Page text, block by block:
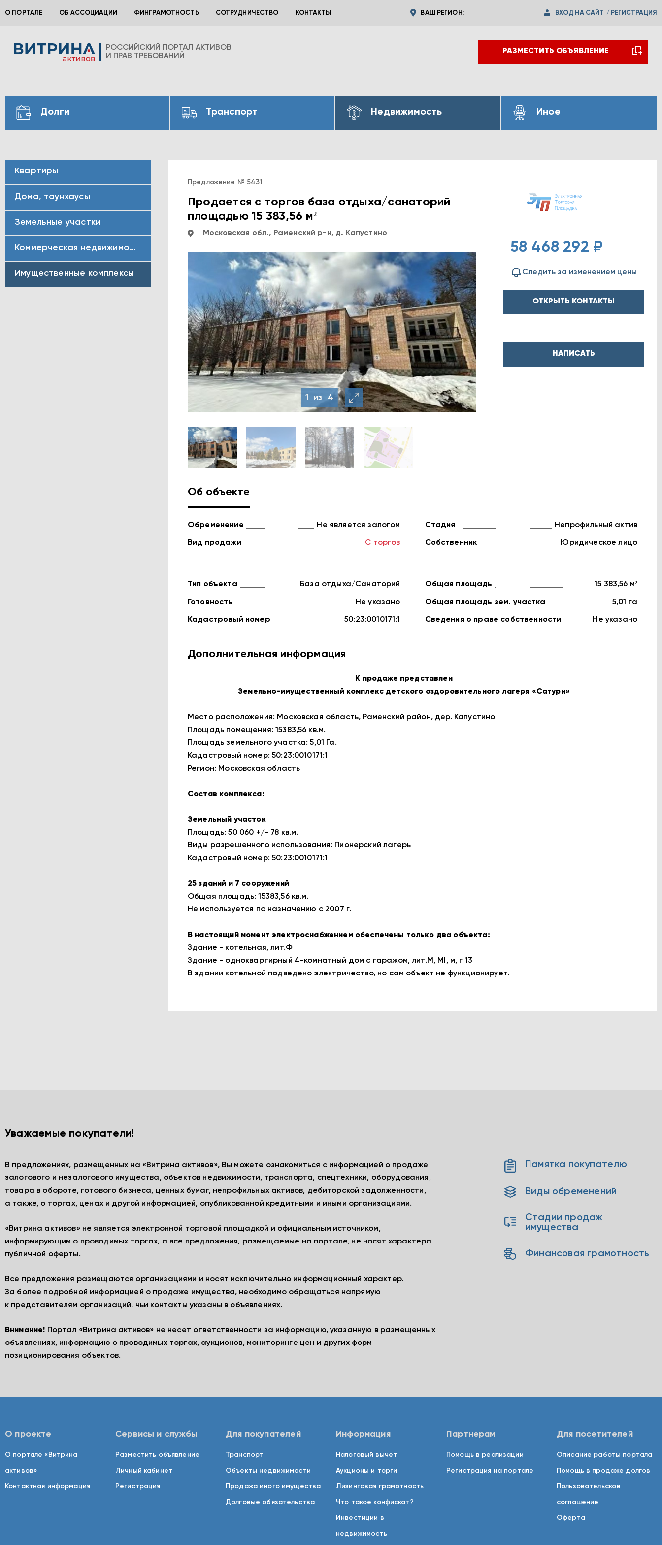
О ПОРТАЛЕ ОБ АССОЦИАЦИИ ФИНГРАМОТНОСТЬ СОТРУДНИЧЕСТВО КОНТАКТЫ ВАШ РЕГИОН: ВХОД НА САЙТ / РЕГИСТРАЦИЯ
РОССИЙСКИЙ ПОРТАЛ АКТИВОВ
И ПРАВ ТРЕБОВАНИЙ
РАЗМЕСТИТЬ ОБЪЯВЛЕНИЕ
Долги Транспорт Недвижимость Иное
Квартиры
Дома, таунхаусы
Земельные участки
Коммерческая недвижимость
Имущественные комплексы
Предложение № 5431
Продается с торгов база отдыха/санаторий
площадью 15 383,56 м²
Московская обл., Раменский р-н, д. Капустино
1 из 4
58 468 292 ₽
Следить за изменением цены
ОТКРЫТЬ КОНТАКТЫ
НАПИСАТЬ
Об объекте
Обременение Не является залогом
Вид продажи С торгов
Стадия Непрофильный актив
Собственник Юридическое лицо
Тип объекта База отдыха/Санаторий
Готовность Не указано
Кадастровый номер 50:23:0010171:1
Общая площадь 15 383,56 м²
Общая площадь зем. участка 5,01 га
Сведения о праве собственности Не указано
Дополнительная информация
К продаже представлен
Земельно-имущественный комплекс детского оздоровительного лагеря «Сатурн»
Место расположения: Московская область, Раменский район, дер. Капустино
Площадь помещения: 15383,56 кв.м.
Площадь земельного участка: 5,01 Га.
Кадастровый номер: 50:23:0010171:1
Регион: Московская область
Состав комплекса:
Земельный участок
Площадь: 50 060 +/- 78 кв.м.
Виды разрешенного использования: Пионерский лагерь
Кадастровый номер: 50:23:0010171:1
25 зданий и 7 сооружений
Общая площадь: 15383,56 кв.м.
Не используется по назначению с 2007 г.
В настоящий момент электроснабжением обеспечены только два объекта:
Здание - котельная, лит.Ф
Здание - одноквартирный 4-комнатный дом с гаражом, лит.М, Ml, м, г 13
В здании котельной подведено электричество, но сам объект не функционирует.
Уважаемые покупатели!
В предложениях, размещенных на «Витрина активов», Вы можете ознакомиться с информацией о продаже
залогового и незалогового имущества, объектов недвижимости, транспорта, спецтехники, оборудования,
товара в обороте, готового бизнеса, ценных бумаг, непрофильных активов, дебиторской задолженности,
а также, о торгах, ценах и другой информацией, опубликованной кредитными и иными организациями.
«Витрина активов» не является электронной торговой площадкой и официальным источником,
информирующим о проводимых торгах, а все предложения, размещаемые на портале, не носят характера
публичной оферты.
Все предложения размещаются организациями и носят исключительно информационный характер.
За более подробной информацией о продаже имущества, необходимо обращаться напрямую
к представителям организаций, чьи контакты указаны в объявлениях.
Внимание! Портал «Витрина активов» не несет ответственности за информацию, указанную в размещенных
объявлениях, информацию о проводимых торгах, аукционов, мониторинге цен и других форм
позиционирования объектов.
Памятка покупателю
Виды обременений
Стадии продаж
имущества
Финансовая грамотность
О проекте
О портале «Витрина
активов»
Контактная информация
Сервисы и службы
Разместить объявление
Личный кабинет
Регистрация
Для покупателей
Транспорт
Объекты недвижимости
Продажа иного имущества
Долговые обязательства
Информация
Налоговый вычет
Аукционы и торги
Лизинговая грамотность
Что такое конфискат?
Инвестиции в
недвижимость
Партнерам
Помощь в реализации
Регистрация на портале
Для посетителей
Описание работы портала
Помощь в продаже долгов
Пользовательское
соглашение
Оферта